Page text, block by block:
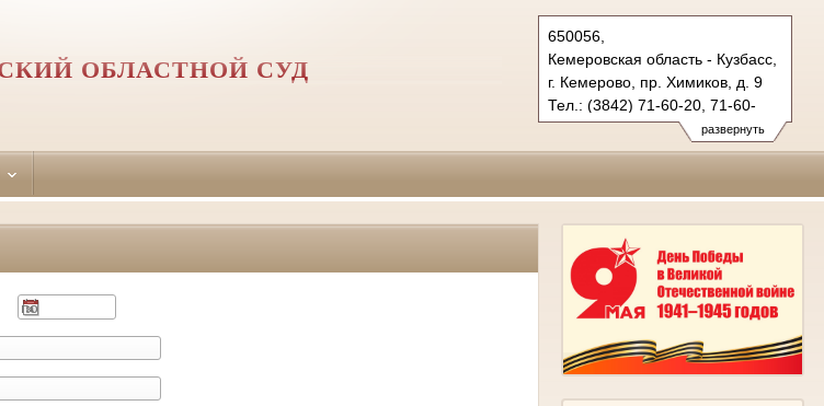
развернуть
650056,
Кемеровская область - Кузбасс,
г. Кемерово, пр. Химиков, д. 9
Тел.: (3842) 71-60-20, 71-60-
22 (т/ф.)
oblsud.kmr@sudrf.ru
ОБЛАСТНОЙ СУД